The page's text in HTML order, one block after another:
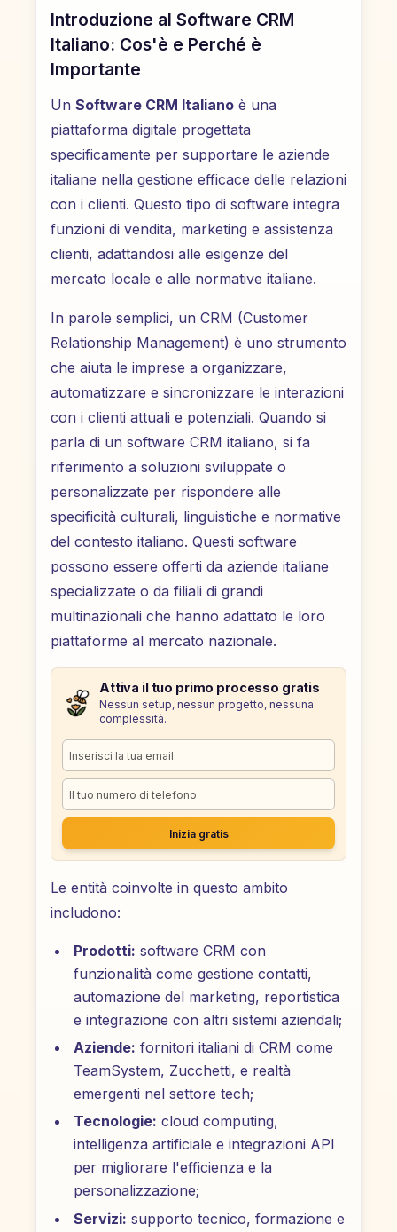
Introduzione al Software CRM
Italiano: Cos'è e Perché è
Importante
Un Software CRM Italiano è una
piattaforma digitale progettata
specificamente per supportare le aziende
italiane nella gestione efficace delle relazioni
con i clienti. Questo tipo di software integra
funzioni di vendita, marketing e assistenza
clienti, adattandosi alle esigenze del
mercato locale e alle normative italiane.
In parole semplici, un CRM (Customer
Relationship Management) è uno strumento
che aiuta le imprese a organizzare,
automatizzare e sincronizzare le interazioni
con i clienti attuali e potenziali. Quando si
parla di un software CRM italiano, si fa
riferimento a soluzioni sviluppate o
personalizzate per rispondere alle
specificità culturali, linguistiche e normative
del contesto italiano. Questi software
possono essere offerti da aziende italiane
specializzate o da filiali di grandi
multinazionali che hanno adattato le loro
piattaforme al mercato nazionale.
Attiva il tuo primo processo gratis
Nessun setup, nessun progetto, nessuna
complessità.
Inizia gratis
Le entità coinvolte in questo ambito
includono:
Prodotti: software CRM con
funzionalità come gestione contatti,
automazione del marketing, reportistica
e integrazione con altri sistemi aziendali;
Aziende: fornitori italiani di CRM come
TeamSystem, Zucchetti, e realtà
emergenti nel settore tech;
Tecnologie: cloud computing,
intelligenza artificiale e integrazioni API
per migliorare l'efficienza e la
personalizzazione;
Servizi: supporto tecnico, formazione e